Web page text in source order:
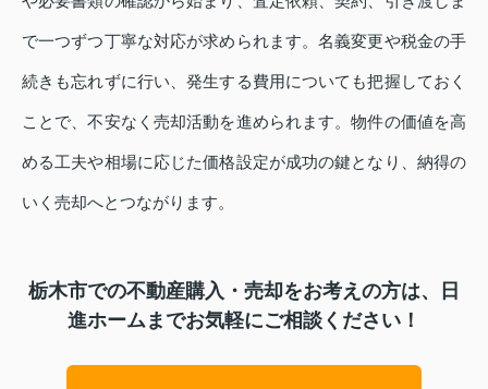
で一つずつ丁寧な対応が求められます。名義変更や税金の手
続きも忘れずに行い、発生する費用についても把握しておく
ことで、不安なく売却活動を進められます。物件の価値を高
める工夫や相場に応じた価格設定が成功の鍵となり、納得の
いく売却へとつながります。
栃木市での不動産購入・売却をお考えの方は、日
進ホームまでお気軽にご相談ください！